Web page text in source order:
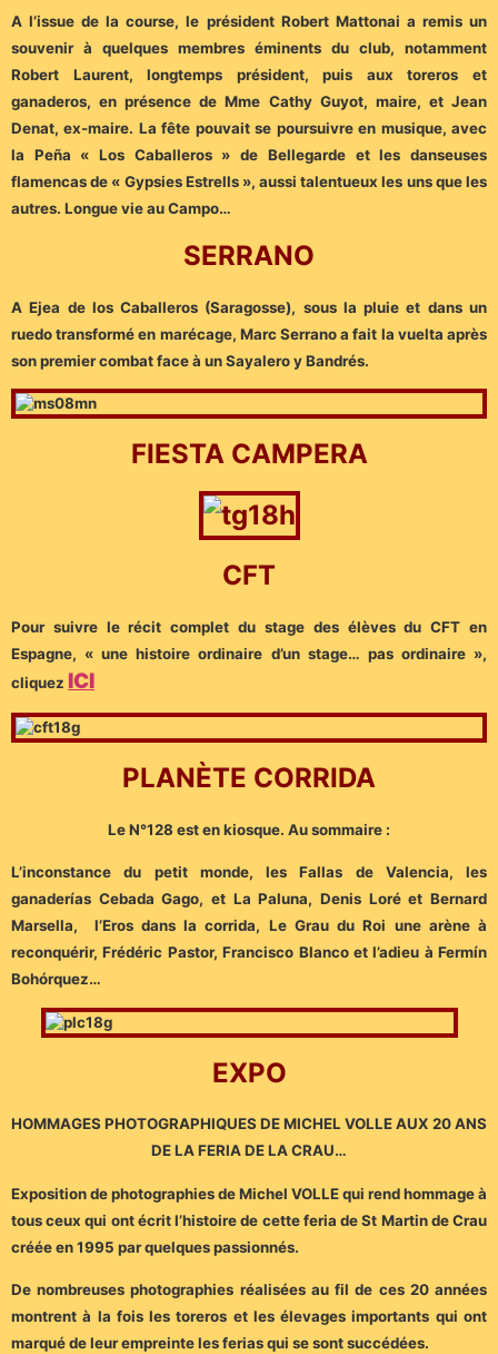
A l’issue de la course, le président Robert Mattonai a remis un
souvenir à quelques membres éminents du club, notamment
Robert Laurent, longtemps président, puis aux toreros et
ganaderos, en présence de Mme Cathy Guyot, maire, et Jean
Denat, ex-maire. La fête pouvait se poursuivre en musique, avec
la Peña « Los Caballeros » de Bellegarde et les danseuses
flamencas de « Gypsies Estrells », aussi talentueux les uns que les
autres. Longue vie au Campo…
SERRANO
A Ejea de los Caballeros (Saragosse), sous la pluie et dans un
ruedo transformé en marécage, Marc Serrano a fait la vuelta après
son premier combat face à un Sayalero y Bandrés.
FIESTA CAMPERA
CFT
Pour suivre le récit complet du stage des élèves du CFT en
Espagne, « une histoire ordinaire d’un stage… pas ordinaire »,
cliquez ICI
PLANÈTE CORRIDA
Le N°128 est en kiosque. Au sommaire :
L’inconstance du petit monde, les Fallas de Valencia, les
ganaderías Cebada Gago, et La Paluna, Denis Loré et Bernard
Marsella, l’Eros dans la corrida, Le Grau du Roi une arène à
reconquérir, Frédéric Pastor, Francisco Blanco et l’adieu à Fermín
Bohórquez…
EXPO
HOMMAGES PHOTOGRAPHIQUES DE MICHEL VOLLE AUX 20 ANS
DE LA FERIA DE LA CRAU…
Exposition de photographies de Michel VOLLE qui rend hommage à
tous ceux qui ont écrit l’histoire de cette feria de St Martin de Crau
créée en 1995 par quelques passionnés.
De nombreuses photographies réalisées au fil de ces 20 années
montrent à la fois les toreros et les élevages importants qui ont
marqué de leur empreinte les ferias qui se sont succédées.